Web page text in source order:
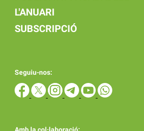
L'ANUARI
SUBSCRIPCIÓ
Seguiu-nos:
Amb la col·laboració: